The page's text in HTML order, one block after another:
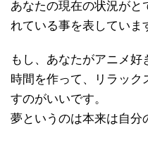
あなたの現在の状況がと
れている事を表していま
もし、あなたがアニメ
時間を作って、リラック
すのがいいです。
夢というのは本来は自分